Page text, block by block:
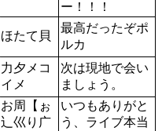
ー！！！
ほたて貝
最高だったぞポ
ルカ
力夕メコ
イメ
次は現地で会い
ましょう。
お周【ぉ
辶巛り广
いつもありがと
う、ライブ本当